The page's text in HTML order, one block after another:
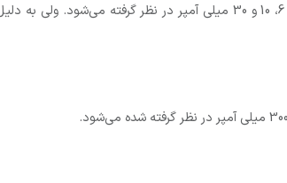
۶ – ۱۰ – ۳۰ میلی آمپر (برای تماس مستقیم / حفاظت جان):حفاظت انسان در مقابل تماس مستقیم – معمولا” 6،